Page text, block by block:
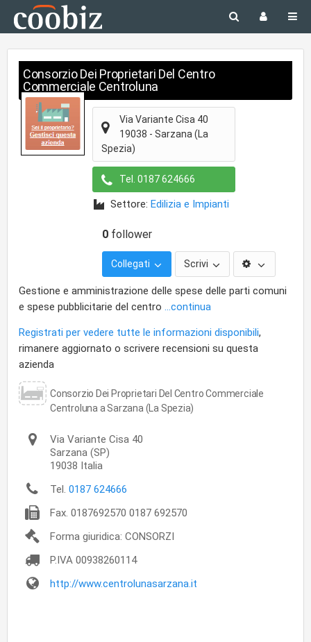
Consorzio Dei Proprietari Del Centro
Commerciale Centroluna
Via Variante Cisa 40
19038 - Sarzana (La
Spezia)
Tel. 0187 624666
Settore: Edilizia e Impianti
0 follower
Collegati Scrivi
Gestione e amministrazione delle spese delle parti comuni
e spese pubblicitarie del centro ...continua
Registrati per vedere tutte le informazioni disponibili,
rimanere aggiornato o scrivere recensioni su questa
azienda
Consorzio Dei Proprietari Del Centro Commerciale
Centroluna a Sarzana (La Spezia)
Via Variante Cisa 40
Sarzana (SP)
19038 Italia
Tel. 0187 624666
Fax. 0187692570 0187 692570
Forma giuridica: CONSORZI
P.IVA 00938260114
http://www.centrolunasarzana.it